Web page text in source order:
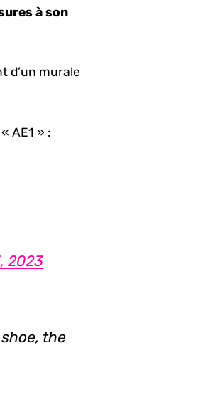
à son
d’un murale
AE1 » :
2023
the